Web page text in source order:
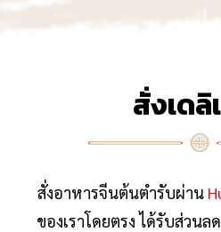
สั่งเดลิ
สั่งอาหารจีนต้นตำรับผ่าน
ของเราโดยตรง ได้รับส่วน